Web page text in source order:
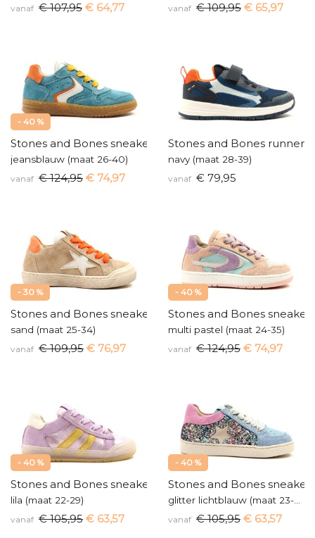
vanaf € 107,95 € 64,77 vanaf € 109,95 € 65,97
- 40 %
Stones and Bones sneakers
jeansblauw (maat 26-40)
vanaf € 124,95 € 74,97
Stones and Bones runners
navy (maat 28-39)
vanaf € 79,95
- 30 %
Stones and Bones sneakers
sand (maat 25-34)
vanaf € 109,95 € 76,97
- 40 %
Stones and Bones sneakers
multi pastel (maat 24-35)
vanaf € 124,95 € 74,97
- 40 %
Stones and Bones sneakers
lila (maat 22-29)
vanaf € 105,95 € 63,57
- 40 %
Stones and Bones sneaker
vanaf € 105,95 € 63,57